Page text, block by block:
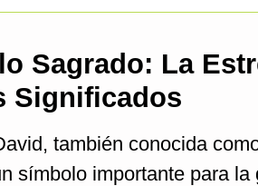
Sagrado: La
Significados
también conocida
símbolo importante para